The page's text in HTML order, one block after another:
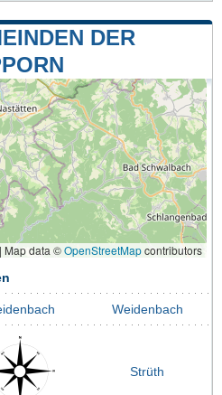
DER
| Map data ©OpenStreetMapcontributors
Weidenbach
Strüth